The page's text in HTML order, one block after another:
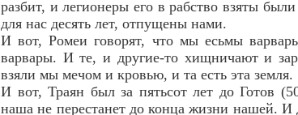
разбит, и легионеры его в рабство взяты
для нас десять лет, отпущены нами.
И вот, Ромеи говорят, что мы есьмы
варвары. И те, и другие-то хищничают и
взяли мы мечом и кровью, и та есть эта земля.
И вот, Траян был за пятьсот лет до Готов
наша не перестанет до конца жизни нашей.